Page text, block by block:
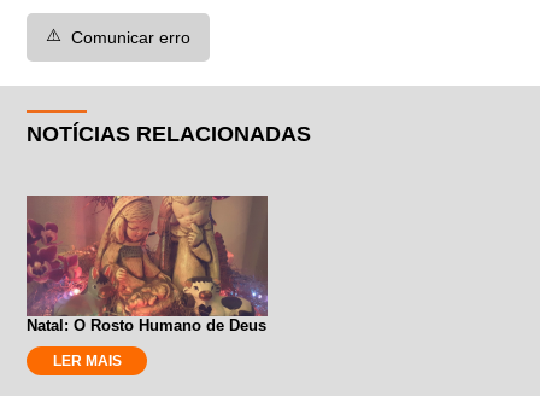
⚠️ Comunicar erro
NOTÍCIAS RELACIONADAS
Natal: O Rosto Humano de Deus
LER MAIS